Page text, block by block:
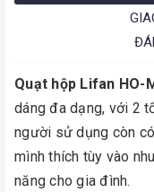
Quạt hộp Lifan HO-
dáng đa dạng, với 2
người sử dụng còn
mình thích tùy vào
năng cho gia đình.